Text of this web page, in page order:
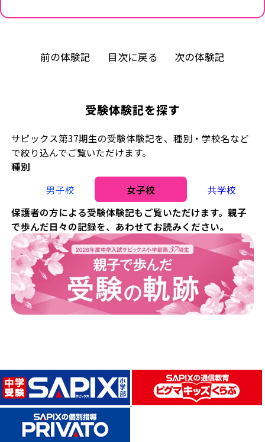
受験体験記を探す
サピックス第37期生の受験体験記を、種別・学校名など
で絞り込んでご覧いただけます。
種別
男子校
女子校
共学校
保護者の方による受験体験記もご覧いただけます。親子
で歩んだ日々の記録を、あわせてお読みください。
前の体験記 目次に戻る 次の体験記